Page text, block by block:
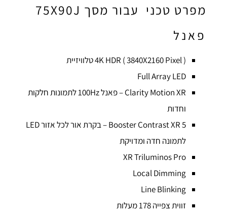
מפרט טכני עבור מסך 75X90J​
פאנל
4K HDR ( 3840X2160 Pixel ) טלוויזיית
Full Array LED
Clarity Motion XR – פאנל 100Hz לתמונות חלקות
וחדות
5 Booster Contrast XR – בקרת אור לכל אזור LED
לתמונה חדה ומדויקת
XR Triluminos Pro
Local Dimming
Line Blinking
זווית צפייה 178 מעלות